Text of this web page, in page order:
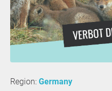
Region: Germany